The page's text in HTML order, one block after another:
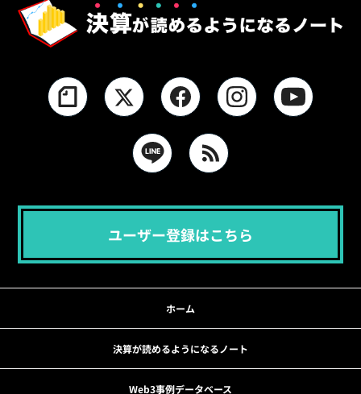
ユーザー登録はこちら
ホーム
決算が読めるようになるノート
Web3事例データベース